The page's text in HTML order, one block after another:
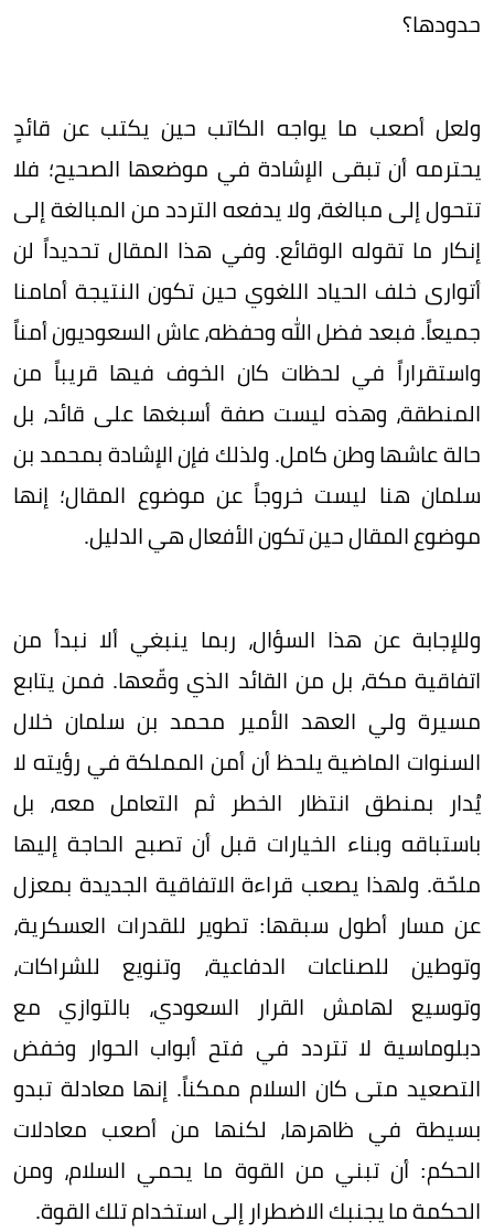
حدودها؟
ولعل أصعب ما يواجه الكاتب حين يكتب عن قائدٍ
يحترمه أن تبقى الإشادة في موضعها الصحيح؛ فلا
تتحول إلى مبالغة، ولا يدفعه التردد من المبالغة إلى
إنكار ما تقوله الوقائع. وفي هذا المقال تحديداً لن
أتوارى خلف الحياد اللغوي حين تكون النتيجة أمامنا
جميعاً. فبعد فضل الله وحفظه، عاش السعوديون أمناً
واستقراراً في لحظات كان الخوف فيها قريباً من
المنطقة، وهذه ليست صفة أسبغها على قائد، بل
حالة عاشها وطن كامل. ولذلك فإن الإشادة بمحمد بن
سلمان هنا ليست خروجاً عن موضوع المقال؛ إنها
موضوع المقال حين تكون الأفعال هي الدليل.
وللإجابة عن هذا السؤال، ربما ينبغي ألا نبدأ من
اتفاقية مكة، بل من القائد الذي وقّعها. فمن يتابع
مسيرة ولي العهد الأمير محمد بن سلمان خلال
السنوات الماضية يلحظ أن أمن المملكة في رؤيته لا
يُدار بمنطق انتظار الخطر ثم التعامل معه، بل
باستباقه وبناء الخيارات قبل أن تصبح الحاجة إليها
ملحّة. ولهذا يصعب قراءة الاتفاقية الجديدة بمعزل
عن مسار أطول سبقها: تطوير للقدرات العسكرية،
وتوطين للصناعات الدفاعية، وتنويع للشراكات،
وتوسيع لهامش القرار السعودي، بالتوازي مع
دبلوماسية لا تتردد في فتح أبواب الحوار وخفض
التصعيد متى كان السلام ممكناً. إنها معادلة تبدو
بسيطة في ظاهرها، لكنها من أصعب معادلات
الحكم: أن تبني من القوة ما يحمي السلام، ومن
الحكمة ما يجنبك الاضطرار إلى استخدام تلك القوة.